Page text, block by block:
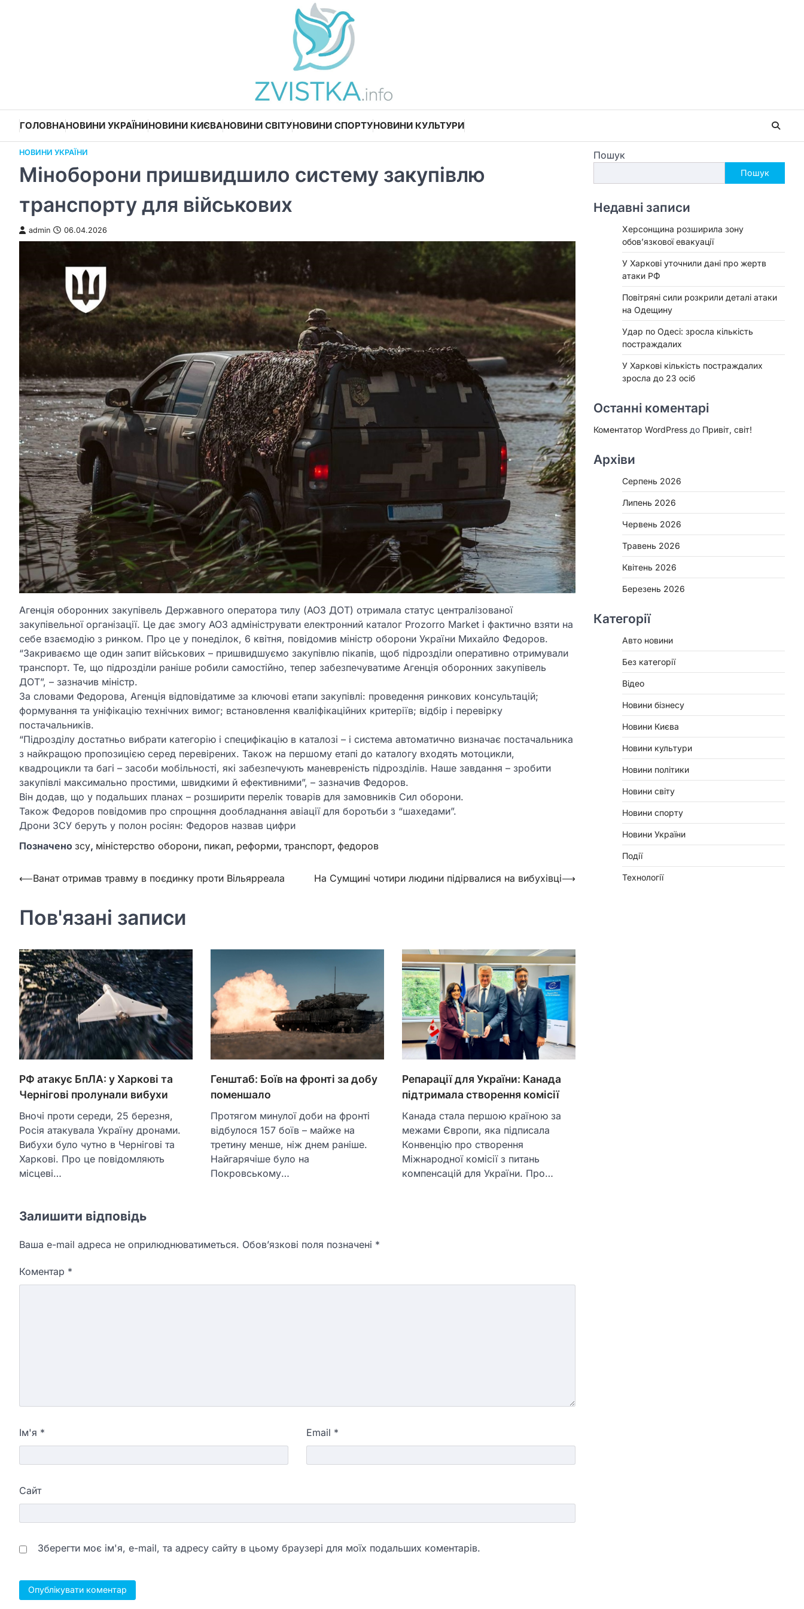
ГОЛОВНАНОВИНИ УКРАЇНИНОВИНИ КИЄВАНОВИНИ СВІТУНОВИНИ СПОРТУНОВИНИ КУЛЬТУРИ
НОВИНИ УКРАЇНИ
Міноборони пришвидшило систему закупівлю
транспорту для військових
admin 06.04.2026
Агенція оборонних закупівель Державного оператора тилу (АОЗ ДОТ) отримала статус централізованої
закупівельної організації. Це дає змогу АОЗ адмініструвати електронний каталог Prozorro Market і фактично взяти на
себе взаємодію з ринком. Про це у понеділок, 6 квітня, повідомив міністр оборони України Михайло Федоров.
“Закриваємо ще один запит військових – пришвидшуємо закупівлю пікапів, щоб підрозділи оперативно отримували
транспорт. Те, що підрозділи раніше робили самостійно, тепер забезпечуватиме Агенція оборонних закупівель
ДОТ”, – зазначив міністр.
За словами Федорова, Агенція відповідатиме за ключові етапи закупівлі: проведення ринкових консультацій;
формування та уніфікацію технічних вимог; встановлення кваліфікаційних критеріїв; відбір і перевірку
постачальників.
“Підрозділу достатньо вибрати категорію і специфікацію в каталозі – і система автоматично визначає постачальника
з найкращою пропозицією серед перевірених. Також на першому етапі до каталогу входять мотоцикли,
квадроцикли та багі – засоби мобільності, які забезпечують маневреність підрозділів. Наше завдання – зробити
закупівлі максимально простими, швидкими й ефективними”, – зазначив Федоров.
Він додав, що у подальших планах – розширити перелік товарів для замовників Сил оборони.
Також Федоров повідомив про спрощння дообладнання авіації для боротьби з “шахедами”.
Дрони ЗСУ беруть у полон росіян: Федоров назвав цифри
Позначено зсу, міністерство оборони, пикап, реформи, транспорт, федоров
Навігація
⟵Ванат отримав травму в поєдинку проти Вільярреала На Сумщині чотири людини підірвалися на вибухівці⟶
Пов'язані записи
РФ атакує БпЛА: у Харкові та
Чернігові пролунали вибухи
Вночі проти середи, 25 березня,
Росія атакувала Україну дронами.
Вибухи було чутно в Чернігові та
Харкові. Про це повідомляють
місцеві…
Генштаб: Боїв на фронті за добу
поменшало
Протягом минулої доби на фронті
відбулося 157 боїв – майже на
третину менше, ніж днем раніше.
Найгарячіше було на
Покровському…
Репарації для України: Канада
підтримала створення комісії
Канада стала першою країною за
межами Європи, яка підписала
Конвенцію про створення
Міжнародної комісії з питань
компенсацій для України. Про…
Залишити відповідь
Ваша e-mail адреса не оприлюднюватиметься. Обов’язкові поля позначені *
Коментар *
Ім'я * Email *
Сайт
Зберегти моє ім'я, e-mail, та адресу сайту в цьому браузері для моїх подальших коментарів.
Пошук
Пошук
Недавні записи
Херсонщина розширила зону
обов’язкової евакуації
У Харкові уточнили дані про жертв
атаки РФ
Повітряні сили розкрили деталі атаки
на Одещину
Удар по Одесі: зросла кількість
постраждалих
У Харкові кількість постраждалих
зросла до 23 осіб
Останні коментарі
Коментатор WordPress до Привіт, світ!
Архіви
Серпень 2026
Липень 2026
Червень 2026
Травень 2026
Квітень 2026
Березень 2026
Категорії
Авто новини
Без категорії
Відео
Новини бізнесу
Новини Києва
Новини культури
Новини політики
Новини світу
Новини спорту
Новини України
Події
Технології